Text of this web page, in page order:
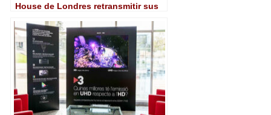
House de Londres retransmitir sus